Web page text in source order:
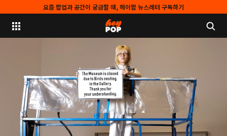
요즘 팝업과 공간이 궁금할 때, 헤이팝 뉴스레터 구독하기